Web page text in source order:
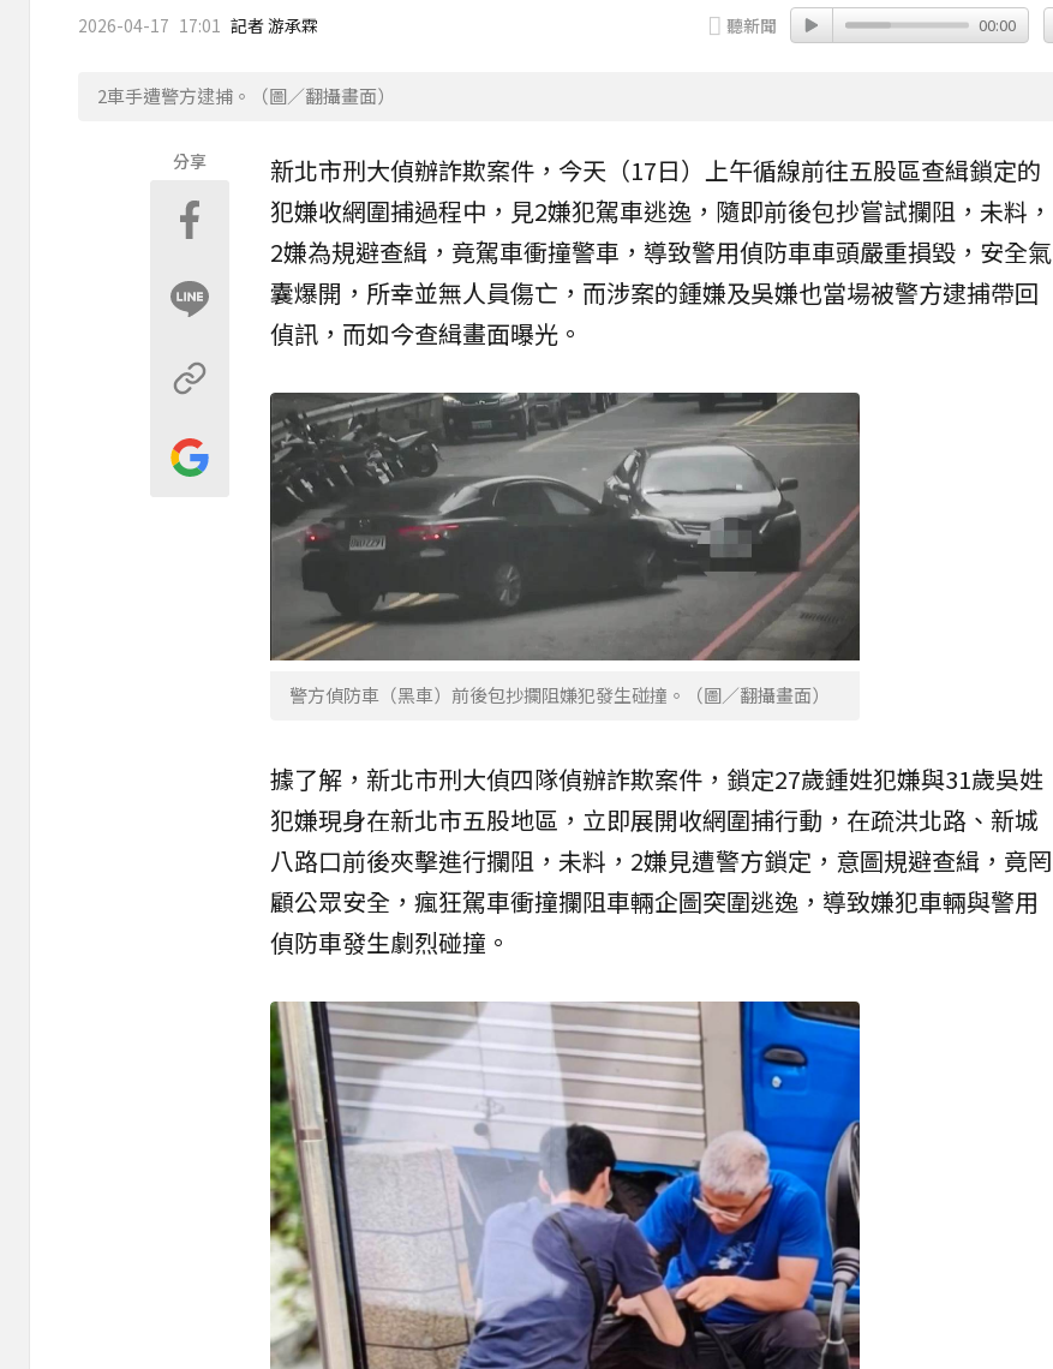
2026-04-17 17:01 記者 游承霖 聽新聞 00:00
2車手遭警方逮捕。（圖／翻攝畫面）
分享 新北市刑大偵辦詐欺案件，今天（17日）上午循線前往五股區查緝鎖定的
犯嫌收網圍捕過程中，見2嫌犯駕車逃逸，隨即前後包抄嘗試攔阻，未料，
2嫌為規避查緝，竟駕車衝撞警車，導致警用偵防車車頭嚴重損毀，安全氣
囊爆開，所幸並無人員傷亡，而涉案的鍾嫌及吳嫌也當場被警方逮捕帶回
偵訊，而如今查緝畫面曝光。
警方偵防車（黑車）前後包抄攔阻嫌犯發生碰撞。（圖／翻攝畫面）
據了解， 新北市刑大偵四隊偵辦詐欺案件，鎖定27歲鍾姓犯嫌與31歲吳姓
犯嫌現身在新北市五股地區，立即展開收網圍捕行動，在疏洪北路、新城
八路口前後夾擊進行攔阻，未料，2嫌見遭警方鎖定，意圖規避查緝，竟罔
顧公眾安全，瘋狂駕車衝撞攔阻車輛企圖突圍逃逸，導致嫌犯車輛與警用
偵防車發生劇烈碰撞。